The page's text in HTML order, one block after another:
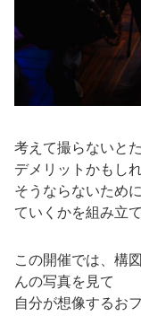
考えて撮らないと
デメリットかもし
そうならないため
ていくかを組み立
この開催では、構
んの写真を見て
自分が想像するお